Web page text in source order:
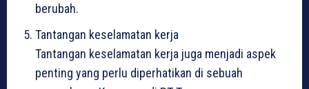
berubah.
Tantangan keselamatan kerja
Tantangan keselamatan kerja juga menjadi aspek
penting yang perlu diperhatikan di sebuah